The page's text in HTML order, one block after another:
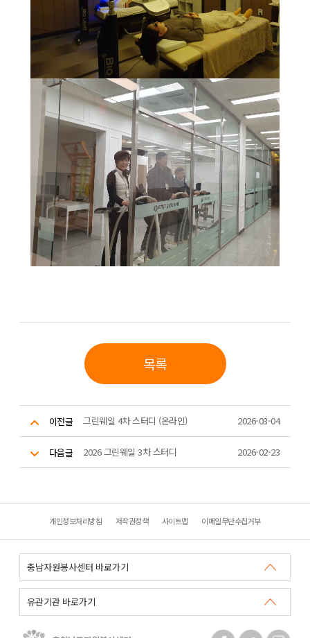
목록
이전글 그린웨일 4차 스터디 (온라인) 2026-03-04
다음글 2026 그린웨일 3차 스터디 2026-02-23
개인정보처리방침 저작권정책 사이트맵 이메일무단수집거부